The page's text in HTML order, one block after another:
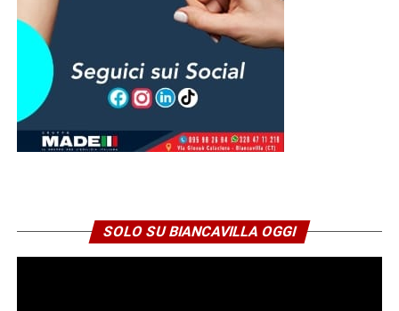
SOLO SU BIANCAVILLA OGGI